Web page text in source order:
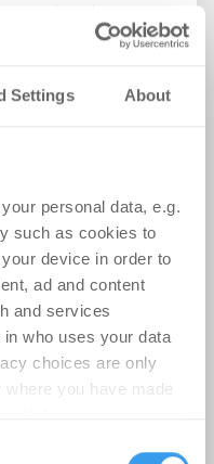
Settings About
personal data, e.g.
such as cookies to
device in order to
ad and content
and services
who uses your data
choices are only
where you have made
AG (HGK) direkt
Wachstum: